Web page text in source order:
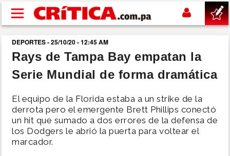
Pasar al contenido principal
buscar
SUCESOS
NACIONAL
POLÍTICA
DEPORTES - 25/10/20 - 12:45 AM
Rays de Tampa Bay empatan la
Serie Mundial de forma dramática
El equipo de la Florida estaba a un strike de la
derrota pero el emergente Brett Phillips conectó
un hit que sumado a dos errores de la defensa de
los Dodgers le abrió la puerta para voltear el
marcador.